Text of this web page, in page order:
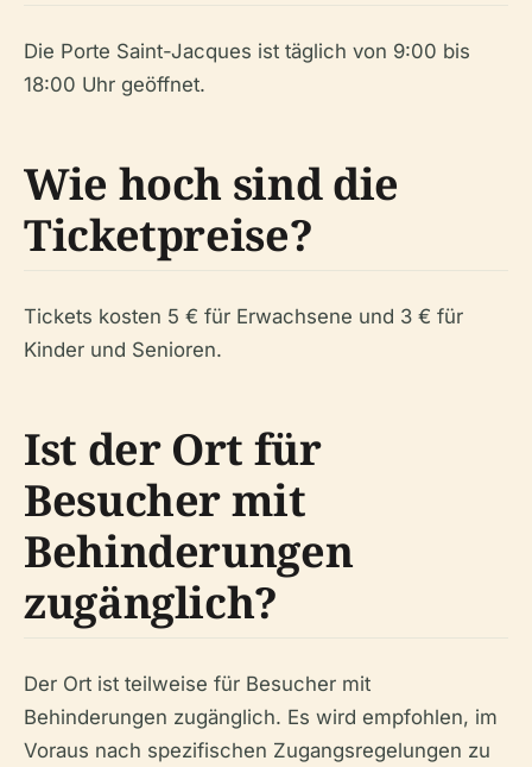
Die Porte Saint-Jacques ist täglich von 9:00 bis
18:00 Uhr geöffnet.
Wie hoch sind die
Ticketpreise?
Tickets kosten 5 € für Erwachsene und 3 € für
Kinder und Senioren.
Ist der Ort für
Besucher mit
Behinderungen
zugänglich?
Der Ort ist teilweise für Besucher mit
Behinderungen zugänglich. Es wird empfohlen, im
Voraus nach spezifischen Zugangsregelungen zu